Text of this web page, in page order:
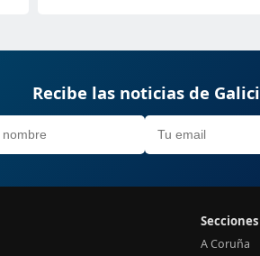
Recibe las noticias de
Secciones
A Coruña